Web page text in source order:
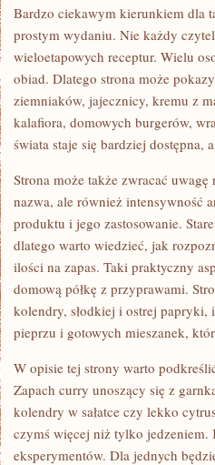
Bardzo ciekawym kierunkiem dla
prostym wydaniu. Nie każdy
wieloetapowych receptur. Wielu
obiad. Dlatego strona może
ziemniaków, jajecznicy, kremu z
kalafiora, domowych burgerów,
świata staje się bardziej dostępna,
Strona może także zwracać
nazwa, ale również intensywność
produktu i jego zastosowanie.
dlatego warto wiedzieć, jak
ilości na zapas. Taki praktyczny
domową półkę z przyprawami.
kolendry, słodkiej i ostrej
pieprzu i gotowych mieszanek,
W opisie tej strony warto
Zapach curry unoszący się z
kolendry w sałatce czy lekko
czymś więcej niż tylko jedzeniem.
eksperymentów. Dla jednych